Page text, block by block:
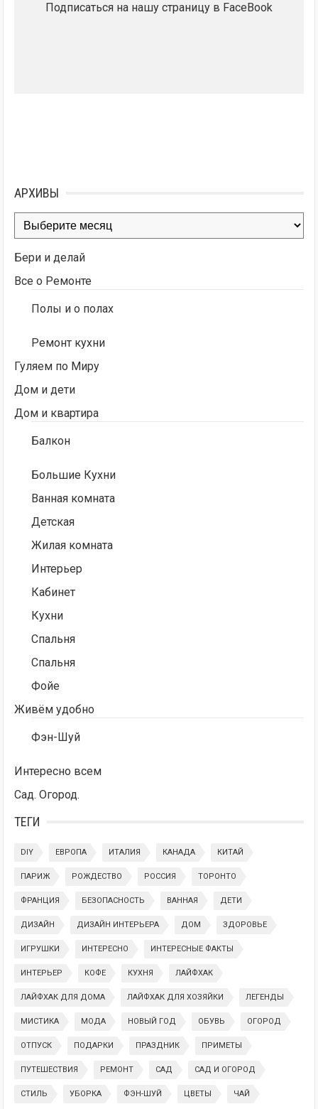
Подписаться на нашу страницу в FaceBook
АРХИВЫ
Архивы
Бери и делай
Все о Ремонте
Полы и о полах
Ремонт кухни
Гуляем по Миру
Дом и дети
Дом и квартира
Балкон
Большие Кухни
Ванная комната
Детская
Жилая комната
Интерьер
Кабинет
Кухни
Спальня
Спальня
Фойе
Живём удобно
Фэн-Шуй
Интересно всем
Сад. Огород.
ТЕГИ
DIY ЕВРОПА ИТАЛИЯ КАНАДА КИТАЙ
ПАРИЖ РОЖДЕСТВО РОССИЯ ТОРОНТО
ФРАНЦИЯ БЕЗОПАСНОСТЬ ВАННАЯ ДЕТИ
ДИЗАЙН ДИЗАЙН ИНТЕРЬЕРА ДОМ ЗДОРОВЬЕ
ИГРУШКИ ИНТЕРЕСНО ИНТЕРЕСНЫЕ ФАКТЫ
ИНТЕРЬЕР КОФЕ КУХНЯ ЛАЙФХАК
ЛАЙФХАК ДЛЯ ДОМА ЛАЙФХАК ДЛЯ ХОЗЯЙКИ ЛЕГЕНДЫ
МИСТИКА МОДА НОВЫЙ ГОД ОБУВЬ ОГОРОД
ОТПУСК ПОДАРКИ ПРАЗДНИК ПРИМЕТЫ
ПУТЕШЕСТВИЯ РЕМОНТ САД САД И ОГОРОД
СТИЛЬ УБОРКА ФЭН-ШУЙ ЦВЕТЫ ЧАЙ